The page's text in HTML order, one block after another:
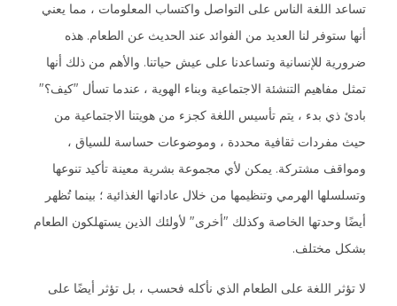
تساعد اللغة الناس على التواصل واكتساب المعلومات ، مما يعني
أنها ستوفر لنا العديد من الفوائد عند الحديث عن الطعام. هذه
ضرورية للإنسانية وتساعدنا على عيش حياتنا. والأهم من ذلك أنها
تمثل مفاهيم التنشئة الاجتماعية وبناء الهوية ، عندما تسأل "كيف؟"
بادئ ذي بدء ، يتم تأسيس اللغة كجزء من هويتنا الاجتماعية من
حيث مفردات ثقافية محددة ، وموضوعات حساسة للسياق ،
ومواقف مشتركة. يمكن لأي مجموعة بشرية معينة تأكيد تنوعها
وتسلسلها الهرمي وتنظيمها من خلال عاداتها الغذائية ؛ بينما تُظهر
أيضًا وحدتها الخاصة وكذلك "أخرى" لأولئك الذين يستهلكون الطعام
بشكل مختلف.
لا تؤثر اللغة على الطعام الذي نأكله فحسب ، بل تؤثر أيضًا على